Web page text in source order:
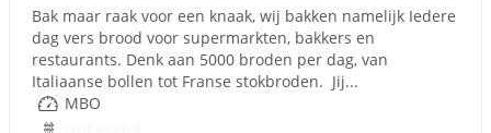
Bak maar raak voor een knaak, wij bakken namelijk Iedere
dag vers brood voor supermarkten, bakkers en
restaurants. Denk aan 5000 broden per dag, van
Italiaanse bollen tot Franse stokbroden. Jij...
MBO